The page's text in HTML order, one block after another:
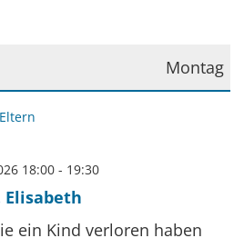
Montag
2026
18:00 - 19:30
ein Kind verloren haben